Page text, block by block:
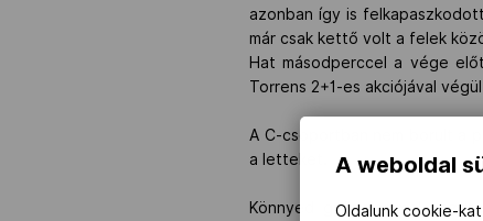
azonban így is
már csak kettő volt a felek
Hat másodperccel a vége
Torrens 2+1-es akciójával
A C-csoportban nem borult a
a letteket.
Könnyed győzelemmel
A weboldal
Oldalunk cookie-